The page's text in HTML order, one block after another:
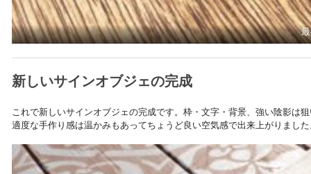
新しいサインオブジェの完成
これで新しいサインオブジェの完成です。枠・文字・背景、強い陰影は
適度な手作り感は温かみもあってちょうど良い空気感で出来上がりまし